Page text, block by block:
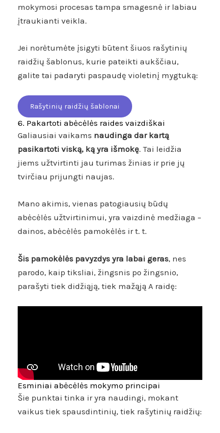
mokymosi procesas tampa smagesnė ir labiau
įtraukianti veikla.
Jei norėtumėte įsigyti būtent šiuos rašytinių
raidžių šablonus, kurie pateikti aukščiau,
galite tai padaryti paspaudę violetinį mygtuką:
Rašytinių raidžių šablonai
6. Pakartoti abėcėlės raides vaizdiškai
Galiausiai vaikams naudinga dar kartą
pasikartoti viską, ką yra išmokę. Tai leidžia
jiems užtvirtinti jau turimas žinias ir prie jų
tvirčiau prijungti naujas.
Mano akimis, vienas patogiausių būdų
abėcėlės užtvirtinimui, yra vaizdinė medžiaga –
dainos, abėcėlės pamokėlės ir t. t.
Šis pamokėlės pavyzdys yra labai geras, nes
parodo, kaip tiksliai, žingsnis po žingsnio,
parašyti tiek didžiąją, tiek mažąją A raidę:
Esminiai abėcėlės mokymo principai ​
Šie punktai tinka ir yra naudingi, mokant
vaikus tiek spausdintinių, tiek rašytinių raidžių: